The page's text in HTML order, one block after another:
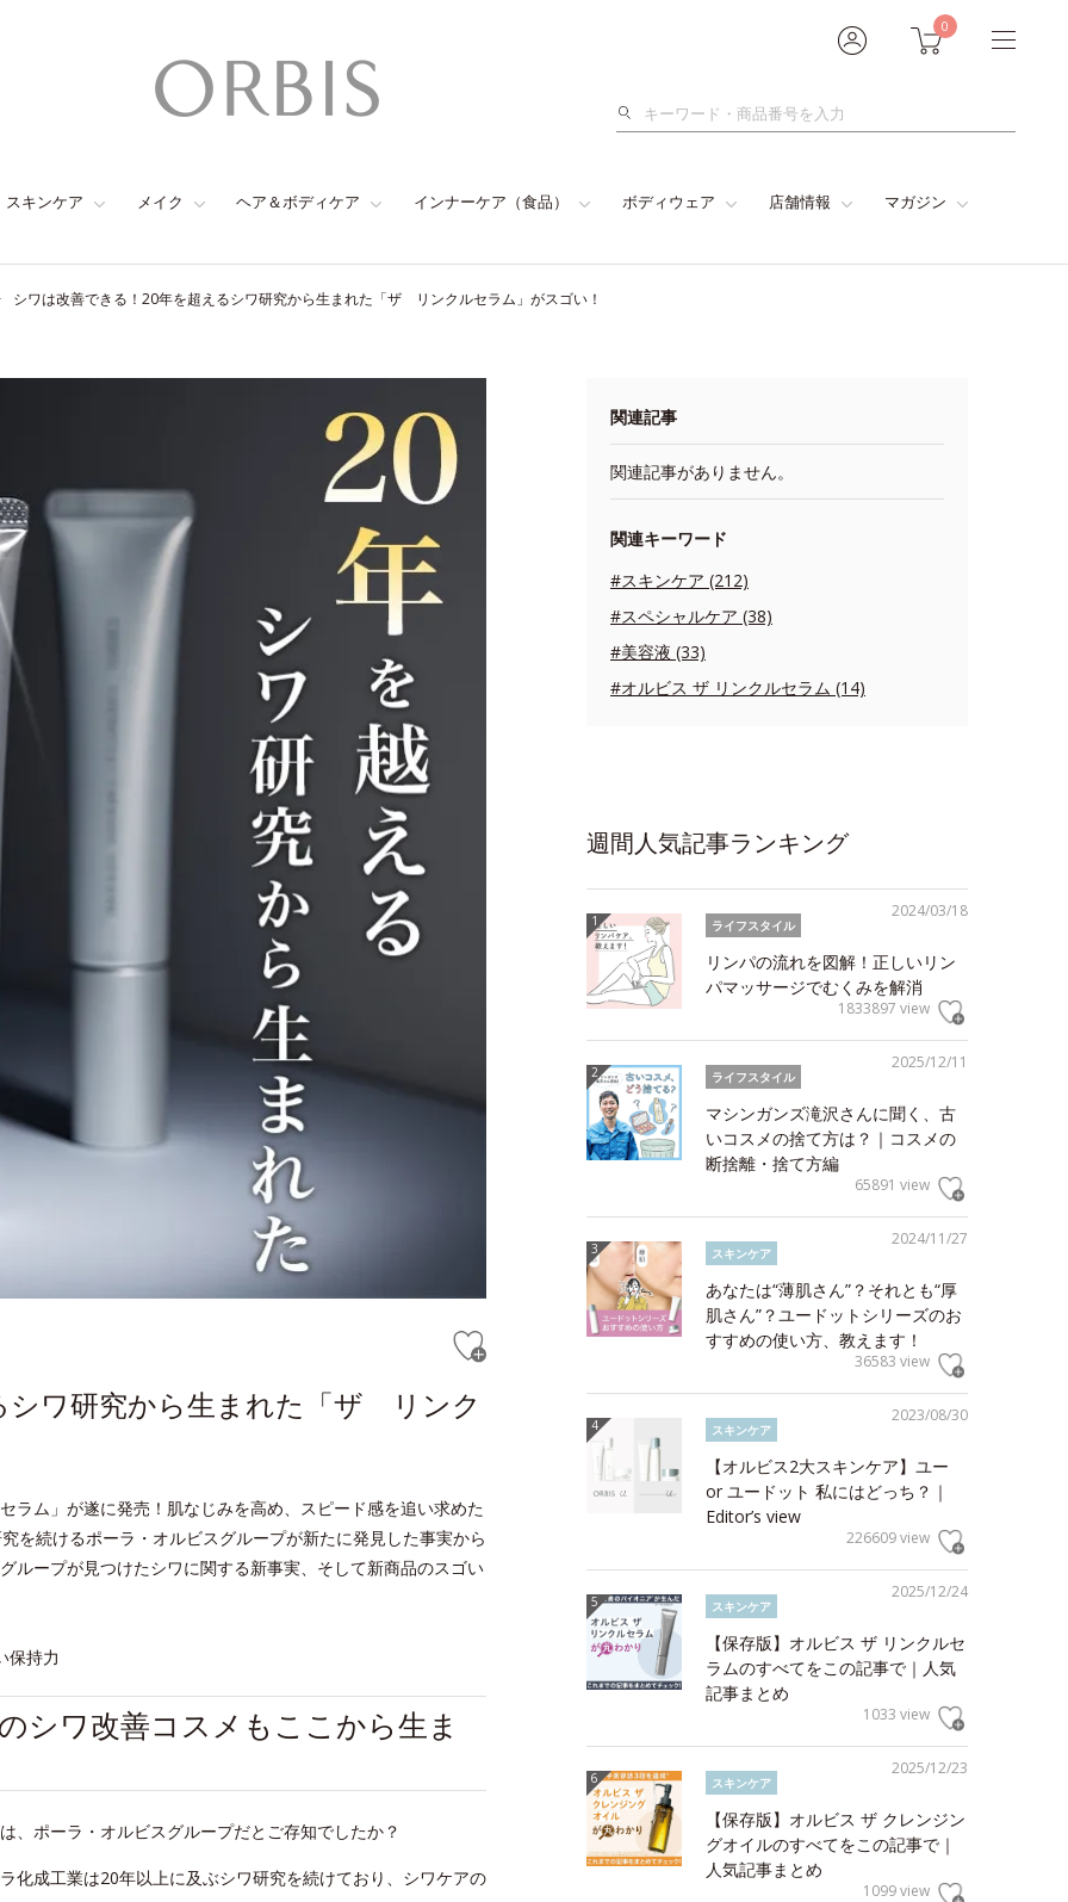
0
検
スキンケア メイク ヘア＆ボディケア インナーケア（食品） ボディウェア 店舗情報 マガジン
シワは改善できる！20年を超えるシワ研究から生まれた「ザ リンクルセラム」がスゴい！
シワ研究から生まれた「ザ リンク
ム」が遂に発売！肌なじみを高め、スピード感を追い求めた
を続けるポーラ・オルビスグループが新たに発見した事実から
ループが見つけたシワに関する新事実、そして新商品のスゴい
保持力
シワ改善コスメもここから生ま
、ポーラ・オルビスグループだとご存知でしたか？
化成工業は20年以上に及ぶシワ研究を続けており、シワケアの
関連記事
関連記事がありません。
関連キーワード
#スキンケア (212)
#スペシャルケア (38)
#美容液 (33)
#オルビス ザ リンクルセラム (14)
週間人気記事ランキング
2024/03/18
ライフスタイル
リンパの流れを図解！正しいリン
パマッサージでむくみを解消
1833897 view
2025/12/11
ライフスタイル
マシンガンズ滝沢さんに聞く、古
いコスメの捨て方は？｜コスメの
断捨離・捨て方編
65891 view
2024/11/27
スキンケア
あなたは“薄肌さん”？それとも“厚
肌さん”？ユードットシリーズのお
すすめの使い方、教えます！
36583 view
2023/08/30
スキンケア
【オルビス2大スキンケア】ユー
or ユードット 私にはどっち？｜
Editor’s view
226609 view
2025/12/24
スキンケア
【保存版】オルビス ザ リンクルセ
ラムのすべてをこの記事で｜人気
記事まとめ
1033 view
2025/12/23
スキンケア
【保存版】オルビス ザ クレンジン
グオイルのすべてをこの記事で｜
人気記事まとめ
1099 view